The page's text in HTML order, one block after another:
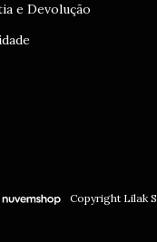
e Devolução
Copyright Lilak